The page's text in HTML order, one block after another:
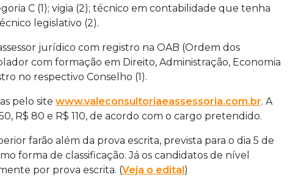
C (1); vigia (2); técnico em contabilidade que tenha
legislativo (2).
jurídico com registro na OAB (Ordem dos
com formação em Direito, Administração, Economia
no respectivo Conselho (1).
pelo site www.valeconsultoriaeassessoria.com.br. A
R$ 80 e R$ 110, de acordo com o cargo pretendido.
farão além da prova escrita, prevista para o dia 5 de
forma de classificação. Já os candidatos de nível
por prova escrita. (Veja o edital)